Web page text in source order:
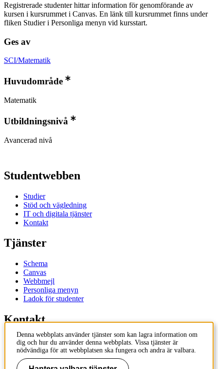
Registrerade studenter hittar information för genomförande av
kursen i kursrummet i Canvas. En länk till kursrummet finns under
fliken Studier i Personliga menyn vid kursstart.
Ges av
SCI/Matematik
Huvudområde
Matematik
Utbildningsnivå
Avancerad nivå
Studentwebben
Studier
Stöd och vägledning
IT och digitala tjänster
Kontakt
Tjänster
Schema
Canvas
Webbmejl
Personliga menyn
Ladok för studenter
Kontakt
Kontakta utbildningsprogram
Kontakta kurs
IT-support
KTH Entré
Denna webbplats använder tjänster som kan lagra information om
dig och hur du använder denna webbplats. Vissa tjänster är
nödvändiga för att webbplatsen ska fungera och andra är valbara.